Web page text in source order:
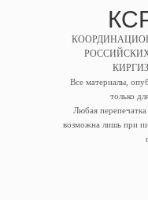
Все материалы,
только
Любая
возможна лишь при